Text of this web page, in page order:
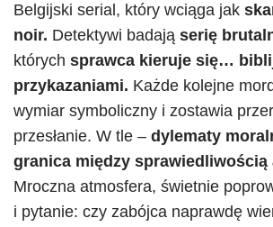
Belgijski serial, który wciąga jak
noir. Detektywi badają serię
których sprawca kieruje się…
przykazaniami. Każde kolejne
wymiar symboliczny i zostawia
przesłanie. W tle – dylematy
granica między sprawiedliwością
Mroczna atmosfera, świetnie
i pytanie: czy zabójca naprawdę